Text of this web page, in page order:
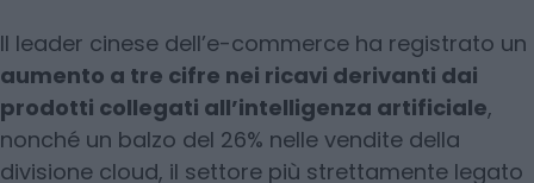
Il leader cinese dell’e-commerce ha registrato un
aumento a tre cifre nei ricavi derivanti dai
prodotti collegati all’intelligenza artificiale,
nonché un balzo del 26% nelle vendite della
divisione cloud, il settore più strettamente legato